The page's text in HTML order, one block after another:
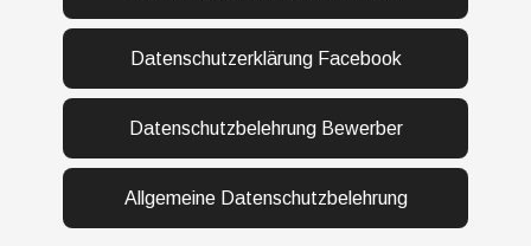
Datenschutzerklärung Facebook
Datenschutzbelehrung Bewerber
Allgemeine Datenschutzbelehrung